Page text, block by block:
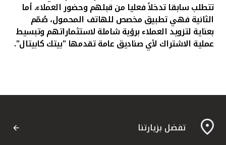
تتطلب سابقا تدخلاً فعليا من قبلهم وحضور العملاء. أما
الثانية فهي تطبيق مخصص للهاتف المحمول، صُمّم
بعناية لتزويد العملاء برؤية شاملة لاستثماراتهم وتبسيط
عملية الاشتراك لأي صناديق عامة تقدمها "بيتك كابيتال".
تفضل بزيارتنا